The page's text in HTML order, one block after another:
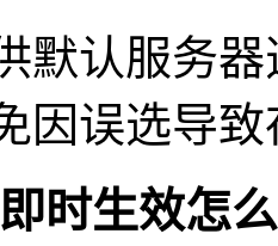
默认服务
因误选导
时生效怎